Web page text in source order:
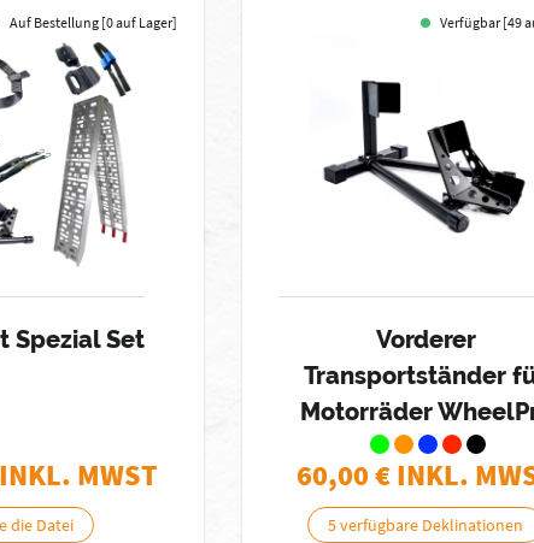
Auf Bestellung [0 auf Lager]
Spezial Set
MWST
die Datei
Verfügbar [49
Vorderer
Transportständer
Motorräder
60,00€ INKL.
5 verfügbare Deklinationen